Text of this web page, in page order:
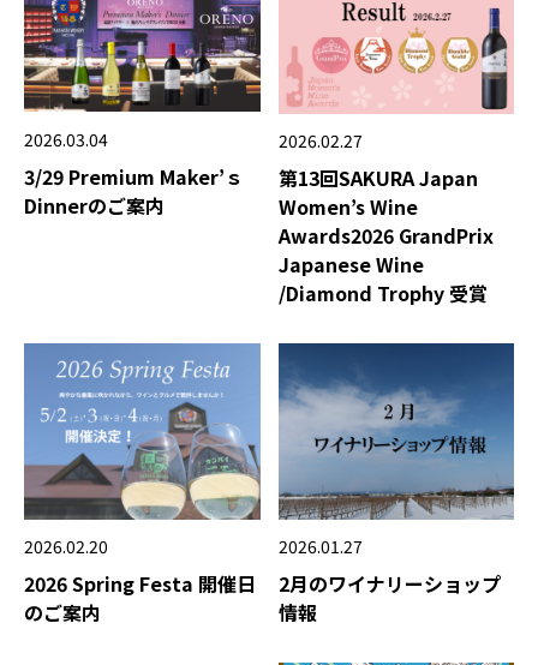
2026.03.04
3/29 Premium Maker’ｓ
Dinnerのご案内
2026.02.27
第13回SAKURA Japan
Women’s Wine
Awards2026 GrandPrix
Japanese Wine
/Diamond Trophy 受賞
2026.02.20
2026 Spring Festa 開催日
のご案内
2026.01.27
2月のワイナリーショップ
情報